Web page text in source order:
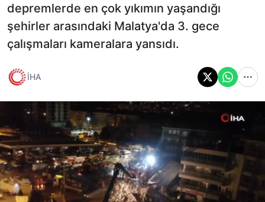
depremlerde en çok yıkımın yaşandığı
şehirler arasındaki Malatya'da 3. gece
çalışmaları kameralara yansıdı.
İHA